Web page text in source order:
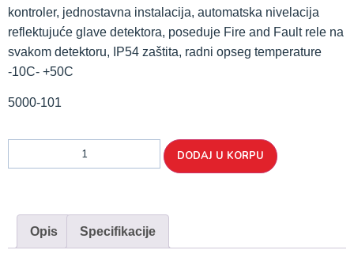
kontroler, jednostavna instalacija, automatska nivelacija
reflektujuće glave detektora, poseduje Fire and Fault rele na
svakom detektoru, IP54 zaštita, radni opseg temperature
-10C- +50C
5000-101
DODAJ U KORPU
Opis Specifikacije